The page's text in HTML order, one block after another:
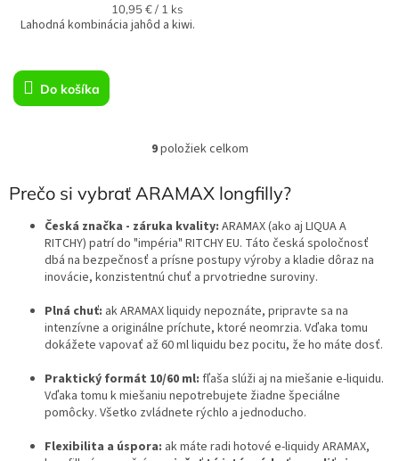
Jednotková
cena:
10,95 € / 1 ks
Do košíka
Lahodná kombinácia jahôd a kiwi.
O
l
d
a
c
i
p
r
v
y
v
ý
i
9položiek celkom
Prečo si vybrať ARAMAX longfilly?
Česká značka - záruka kvality: ARAMAX (ako aj LIQUA A
RITCHY) patrí do "impéria" RITCHY EU. Táto česká spoločnosť
dbá na bezpečnosť a prísne postupy výroby a kladie dôraz na
inovácie, konzistentnú chuť a prvotriedne suroviny.
Plná chuť: ak ARAMAX liquidy nepoznáte, pripravte sa na
intenzívne a originálne príchute, ktoré neomrzia. Vďaka tomu
dokážete vapovať až 60 ml liquidu bez pocitu, že ho máte dosť.
Praktický formát 10/60 ml: fľaša slúži aj na miešanie e-liquidu.
Vďaka tomu k miešaniu nepotrebujete žiadne špeciálne
pomôcky. Všetko zvládnete rýchlo a jednoducho.
Flexibilita a úspora: ak máte radi hotové e-liquidy ARAMAX,